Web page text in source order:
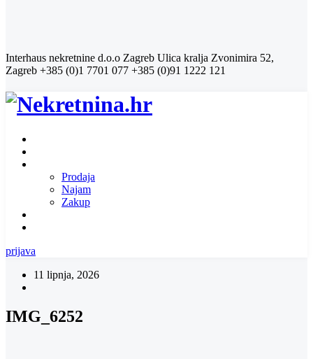
Interhaus nekretnine d.o.o Zagreb Ulica kralja Zvonimira 52,
Zagreb +385 (0)1 7701 077 +385 (0)91 1222 121
Prodaja
Najam
Zakup
prijava
11 lipnja, 2026
IMG_6252